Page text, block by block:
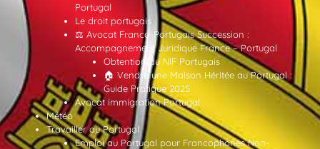
Portugal
Le droit portugais
⚖️ Avocat Franco-Portugais Succession :
Accompagnement Juridique France – Portugal
Obtention du NIF Portugais
🏠 Vendre une Maison Héritée au Portugal :
Guide Pratique 2025
Avocat immigration Portugal
Météo
Travailler au Portugal
Emploi au Portugal pour Francophones Non-